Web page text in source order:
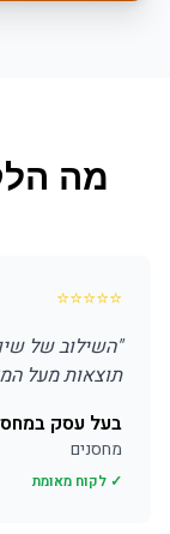
מה
⭐
⭐
⭐
⭐
⭐
"השילוב של
תוצאות מעל
בעל עסק
מחסנים
✓ לקוח מאומת